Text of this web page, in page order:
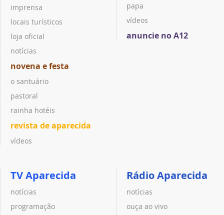
imprensa
locais turísticos
loja oficial
notícias
novena e festa
o santuário
pastoral
rainha hotéis
revista de aparecida
vídeos
papa
vídeos
anuncie no A12
TV Aparecida
notícias
programação
Rádio Aparecida
notícias
ouça ao vivo